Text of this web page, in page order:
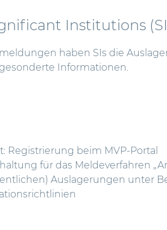
Institutions
haben SIs die
Informationen.
Registrierung beim MVP-Portal
für das Meldeverfahren
Auslagerungen unter